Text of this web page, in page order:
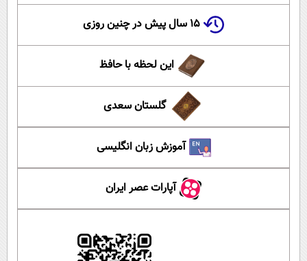
۱۵ سال پیش در چنین روزی
این لحظه با حافظ
گلستان سعدی
آموزش زبان انگلیسی
آپارات عصر ایران